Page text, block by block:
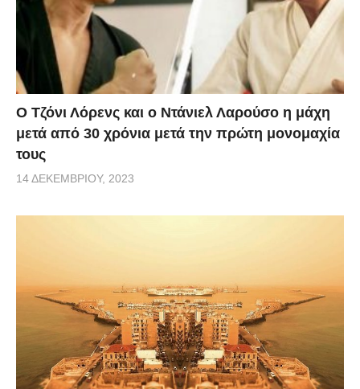
Ο Τζόνι Λόρενς και ο Ντάνιελ Λαρούσο η μάχη
μετά από 30 χρόνια μετά την πρώτη μονομαχία
τους
14 ΔΕΚΕΜΒΡΊΟΥ, 2023